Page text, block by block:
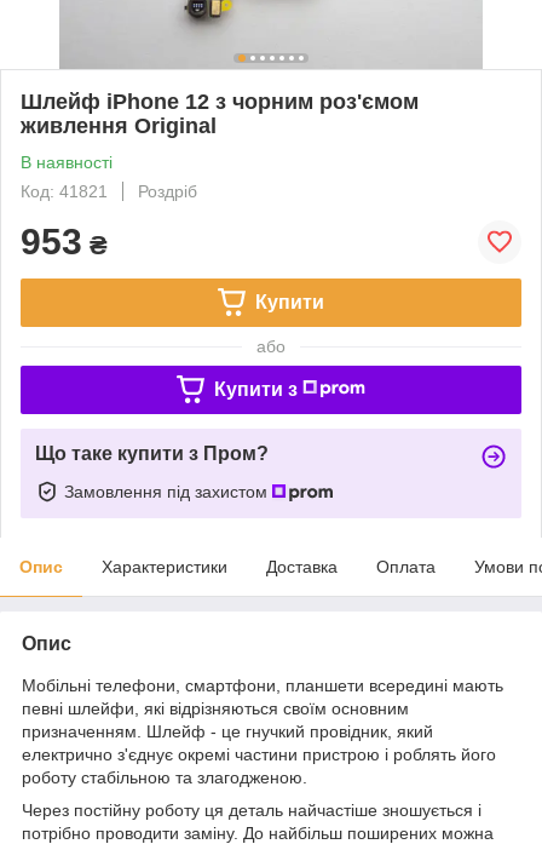
Шлейф iPhone 12 з чорним роз'ємом
живлення Original
В наявності
Код: 41821
Роздріб
953 ₴
Купити
або
Купити з
Що таке купити з Пром?
Замовлення під захистом
Опис Характеристики Доставка Оплата Умови
Опис
Мобільні телефони, смартфони, планшети всередині мають
певні шлейфи, які відрізняються своїм основним
призначенням. Шлейф - це гнучкий провідник, який
електрично з'єднує окремі частини пристрою і роблять його
роботу стабільною та злагодженою.
Через постійну роботу ця деталь найчастіше зношується і
потрібно проводити заміну. До найбільш поширених можна